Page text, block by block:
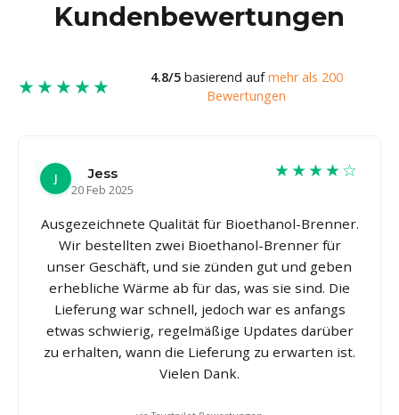
Kundenbewertungen
★★★★★ 4.8/5basierend aufmehr als 200
Bewertungen
J
Jess
20 Feb 2025
★★★★☆
Ausgezeichnete Qualität für Bioethanol-Brenner.
Wir bestellten zwei Bioethanol-Brenner für
unser Geschäft, und sie zünden gut und geben
erhebliche Wärme ab für das, was sie sind. Die
Lieferung war schnell, jedoch war es anfangs
etwas schwierig, regelmäßige Updates darüber
zu erhalten, wann die Lieferung zu erwarten ist.
Vielen Dank.